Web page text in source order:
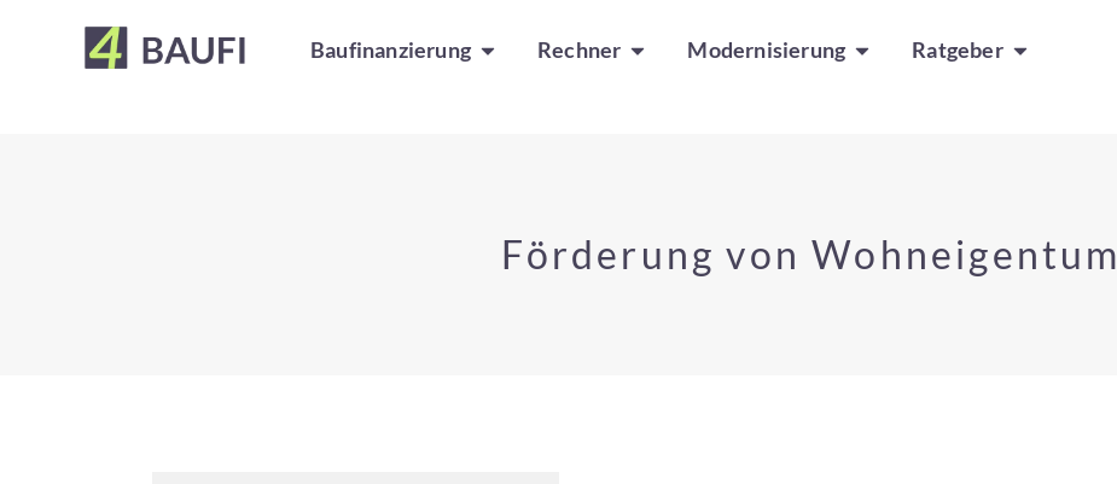
Baufinanzierung Rechner Modernisierung Ratgeber
Förderung von Wohneigentum